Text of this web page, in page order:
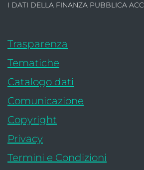
I DATI DELLA FINANZA PUBBLICA
Trasparenza
Tematiche
Catalogo dati
Comunicazione
Copyright
Privacy
Termini e Condizioni